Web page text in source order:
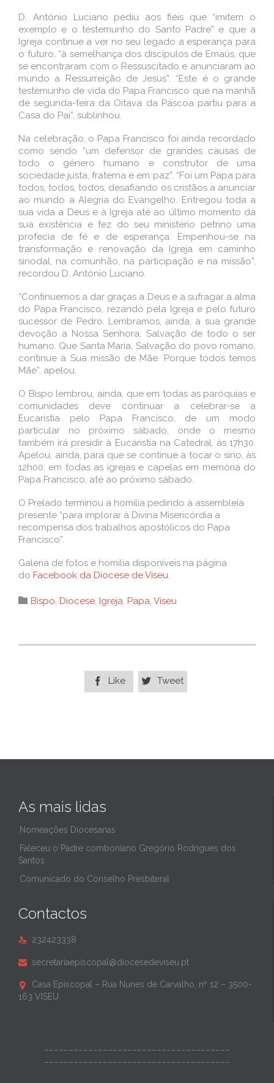
D. António Luciano pediu aos fiéis que “imitem o
exemplo e o testemunho do Santo Padre” e que a
Igreja continue a ver no seu legado a esperança para
o futuro, “à semelhança dos discípulos de Emaús, que
se encontraram com o Ressuscitado e anunciaram ao
mundo a Ressurreição de Jesus”. “Este é o grande
testemunho de vida do Papa Francisco que na manhã
de segunda-feira da Oitava da Páscoa partiu para a
Casa do Pai”, sublinhou.
Na celebração, o Papa Francisco foi ainda recordado
como sendo “um defensor de grandes causas de
todo o género humano e construtor de uma
sociedade justa, fraterna e em paz”. “Foi um Papa para
todos, todos, todos, desafiando os cristãos a anunciar
ao mundo a Alegria do Evangelho. Entregou toda a
sua vida a Deus e à Igreja até ao último momento da
sua existência e fez do seu ministério petrino uma
profecia de fé e de esperança. Empenhou-se na
transformação e renovação da Igreja em caminho
sinodal, na comunhão, na participação e na missão”,
recordou D. António Luciano.
“Continuemos a dar graças a Deus e a sufragar a alma
do Papa Francisco, rezando pela Igreja e pelo futuro
sucessor de Pedro. Lembramos, ainda, a sua grande
devoção a Nossa Senhora, Salvação de todo o ser
humano. Que Santa Maria, Salvação do povo romano,
continue a Sua missão de Mãe. Porque todos temos
Mãe”, apelou.
O Bispo lembrou, ainda, que em todas as paróquias e
comunidades deve continuar a celebrar-se a
Eucaristia pelo Papa Francisco, de um modo
particular no próximo sábado, onde o mesmo
também irá presidir à Eucaristia na Catedral, às 17h30.
Apelou, ainda, para que se continue a tocar o sino, às
12h00, em todas as igrejas e capelas em memória do
Papa Francisco, até ao próximo sábado.
O Prelado terminou a homilia pedindo à assembleia
presente “para implorar à Divina Misericórdia a
recompensa dos trabalhos apostólicos do Papa
Francisco”.
Galeria de fotos e homilia disponíveis na página
do Facebook da Diocese de Viseu.
 Category
Bispo, Diocese, Igreja, Papa, Viseu
 Like  Tweet
As mais lidas
Nomeações Diocesanas
Faleceu o Padre comboniano Gregório Rodrigues dos
Santos
Comunicado do Conselho Presbiteral
Contactos
 232423338
 secretariaepiscopal@diocesedeviseu.pt

Casa Episcopal – Rua Nunes de Carvalho, nº 12 – 3500-
163 VISEU